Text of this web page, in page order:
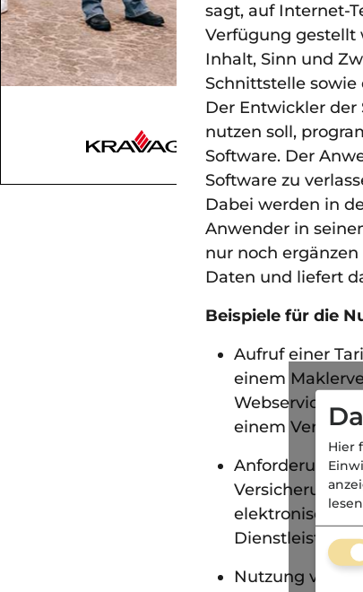
sagt, auf Internet-
Verfügung gestellt
Inhalt, Sinn und
Schnittstelle sowie
Der Entwickler der
nutzen soll,
Software. Der
Software zu
Dabei werden in
Anwender in
nur noch
Daten und liefert
Beispiele für die
Aufruf einer
einem
Webservice
einem
Anforderung
elektronischen
Dienstleistungs
Nutzung von
Hier